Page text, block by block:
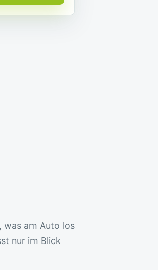
was am Auto los
nur im Blick